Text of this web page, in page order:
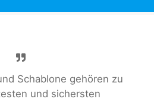
Schablone gehören zu
und sichersten